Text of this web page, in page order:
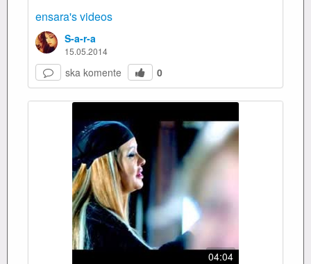
ensara's videos
S-a-r-a
15.05.2014
ska komente 0
04:04